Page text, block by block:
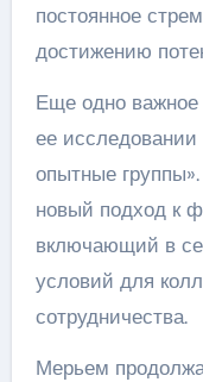
постоянное
достижению
Еще одно
ее
опытные
новый подход к
включающий в
условий для
сотрудничества.
Мерьем